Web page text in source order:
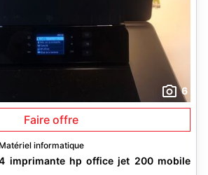
6
Faire offre
Matériel informatique
imprimante hp office jet 200 mobile